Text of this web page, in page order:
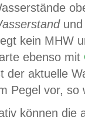
und
kein MHW
ebenso mit
der aktuelle
Pegel vor,
können die